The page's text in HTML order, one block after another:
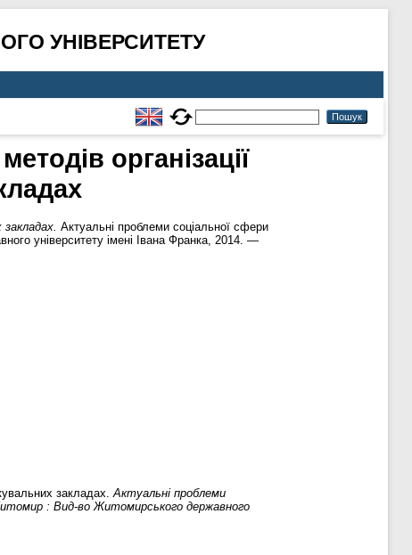
УНІВЕРСИТЕТУ
організації
Актуальні проблеми соціальної сфери
університету імені Івана Франка, 2014. —
закладах.Актуальні проблеми
: Вид-во Житомирського державного